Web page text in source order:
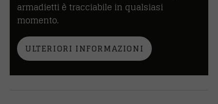
armadietti è tracciabile in qualsiasi
momento.
ULTERIORI INFORMAZIONI